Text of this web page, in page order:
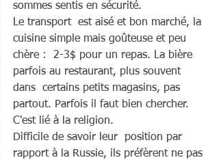
sommes sentis en sécurité.
Le transport  est aisé et bon marché, la
cuisine simple mais goûteuse et peu
chère :  2-3$ pour un repas. La bière
parfois au restaurant, plus souvent
dans  certains petits magasins, pas
partout. Parfois il faut bien chercher.
C'est lié à la religion.
Difficile de savoir leur  position par
rapport à la Russie, ils préfèrent ne pas